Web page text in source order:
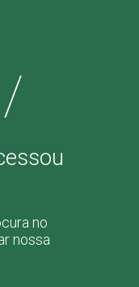
no
nossa